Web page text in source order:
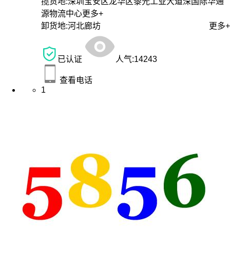
源物流中心更多+
卸货地:河北廊坊 更多+
已认证 人气:14243
查看电话
1